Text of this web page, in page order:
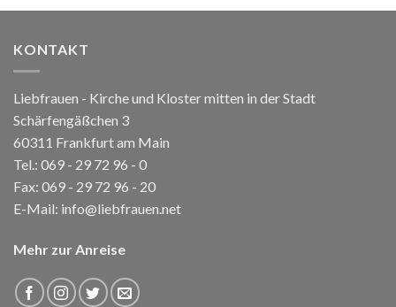
KONTAKT
Liebfrauen - Kirche und Kloster mitten in der Stadt
Schärfengäßchen 3
60311 Frankfurt am Main
Tel.: 069 - 29 72 96 - 0
Fax: 069 - 29 72 96 - 20
E-Mail: info@liebfrauen.net
Mehr zur Anreise